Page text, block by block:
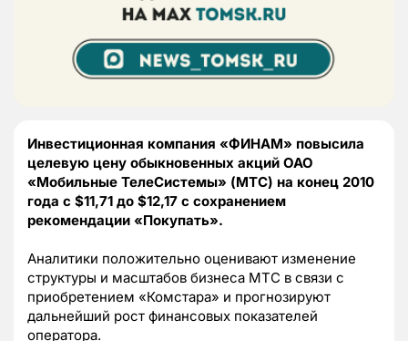
Инвестиционная компания «ФИНАМ» повысила
целевую цену обыкновенных акций ОАО
«Мобильные ТелеСистемы» (МТС) на конец 2010
года с $11,71 до $12,17 с сохранением
рекомендации «Покупать».
Аналитики положительно оценивают изменение
структуры и масштабов бизнеса МТС в связи с
приобретением «Комстара» и прогнозируют
дальнейший рост финансовых показателей
оператора.